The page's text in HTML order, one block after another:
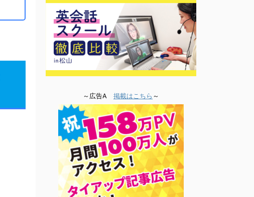
～広告A 掲載はこちら ～